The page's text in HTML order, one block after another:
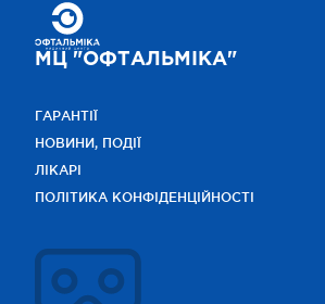
МЦ "ОФТАЛЬМІКА"
ГАРАНТІЇ
НОВИНИ, ПОДІЇ
ЛІКАРІ
ПОЛІТИКА КОНФІДЕНЦІЙНОСТІ